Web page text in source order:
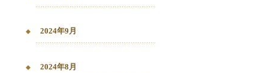
2024年9月
2024年8月